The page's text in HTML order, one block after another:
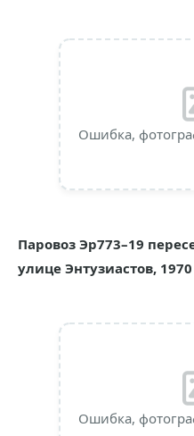
Ошибка,
Паровоз Эр773–19
улице Энтузиастов,
Ошибка,